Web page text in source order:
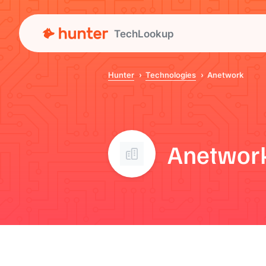
TechLookup
Hunter Technologies Anetwork